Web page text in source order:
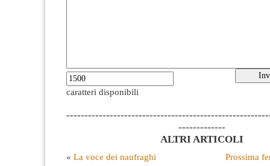
caratteri disponibili
-------------
ALTRI ARTICOLI
« La voce dei naufraghi Prossima